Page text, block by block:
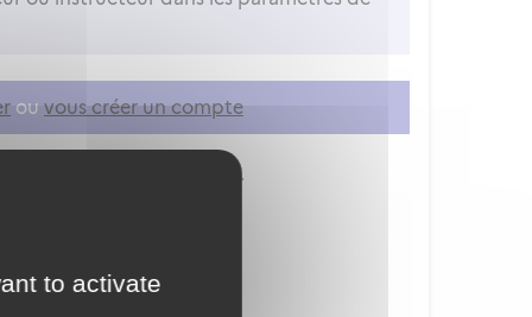
to activate
ou vous créer un compte
à vos services en ligne.